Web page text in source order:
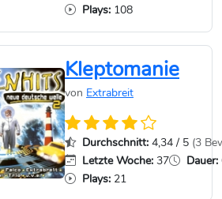
Plays: 108
Kleptomanie
von Extrabreit
Durchschnitt: 4,34 / 5 (3
Letzte Woche: 37 Dauer:
Plays: 21